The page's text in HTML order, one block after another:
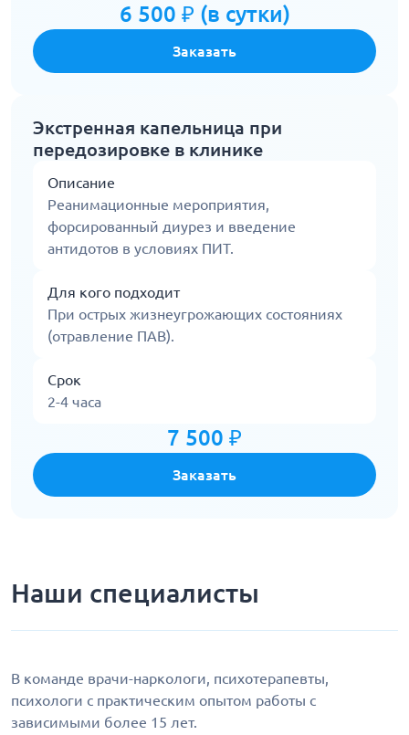
6 500 ₽ (в сутки)
Заказать
Экстренная капельница при
передозировке в клинике
Описание
Реанимационные мероприятия,
форсированный диурез и введение
антидотов в условиях ПИТ.
Для кого подходит
При острых жизнеугрожающих состояниях
(отравление ПАВ).
Срок
2-4 часа
7 500 ₽
Заказать
Наши специалисты
В команде врачи-наркологи, психотерапевты,
психологи с практическим опытом работы с
зависимыми более 15 лет.